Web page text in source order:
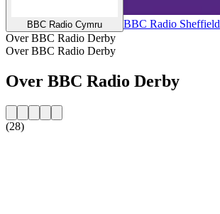
BBC Radio Cymru BBC Radio Sheffield
Over BBC Radio Derby
Over BBC Radio Derby
Over BBC Radio Derby
(28)